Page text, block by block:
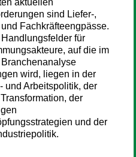
aktuellen
sind Liefer-,
Fachkräfteengpässe.
für
auf die im
Branchenanalyse
wird, liegen in der
und Arbeitspolitik, der
der
und der